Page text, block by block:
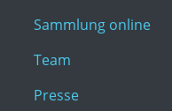
Sammlung online
Team
Presse